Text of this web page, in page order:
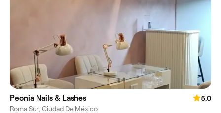
Peonia Nails & Lashes
5.0
Roma Sur, Ciudad De México